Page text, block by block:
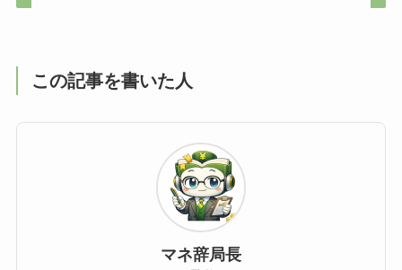
この記事を書いた人
マネ辞局長